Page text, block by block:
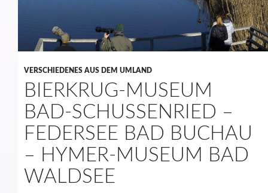
VERSCHIEDENES AUS DEM UMLAND
BIERKRUG-MUSEUM
BAD-SCHUSSENRIED –
FEDERSEE BAD BUCHAU
– HYMER-MUSEUM BAD
WALDSEE